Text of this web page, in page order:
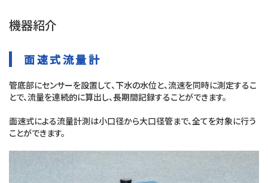
機器紹介
面速式流量計
面速式による流量計測は小口径から大口径管まで、全てを対象に行う
ことができます。
管底部にセンサーを設置して、下水の水位と、流速を同時に測定するこ
とで、流量を連続的に算出し、長期間記録することができます。